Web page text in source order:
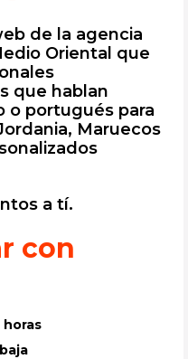
de la agencia
Oriental que
que hablan
o portugués para
Maruecos
a tí.
con